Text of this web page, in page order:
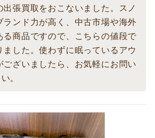
出張買取をおこないました。スノ
ランド力が高く、中古市場や海外
る商品ですので、こちらの値段で
ました。使わずに眠っているアウ
ございましたら、お気軽にお問い
。